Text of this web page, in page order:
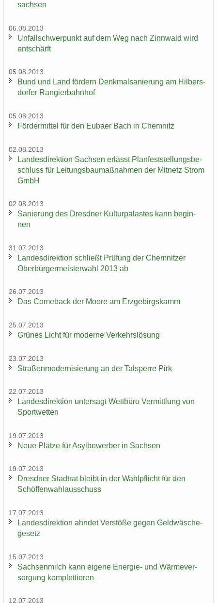
sach­sen
06.08.2013
Un­fall­schwer­punkt auf dem Weg nach Zinn­wald wird
ent­schärft
05.08.2013
Bund und Land för­dern Denk­mal­sa­nie­rung am Hil­bers­
dor­fer Ran­gier­bahn­hof
05.08.2013
För­der­mit­tel für den Eu­ba­er Bach in Chem­nitz
02.08.2013
Lan­des­di­rek­ti­on Sach­sen er­lässt Plan­fest­stel­lungs­be­
schluss für Lei­tungs­bau­maß­nah­men der Mit­netz Strom
GmbH
02.08.2013
Sa­nie­rung des Dresd­ner Kul­tur­pa­las­tes kann be­gin­
nen
31.07.2013
Lan­des­di­rek­ti­on schließt Prü­fung der Chem­nit­zer
Ober­bür­ger­meis­ter­wahl 2013 ab
26.07.2013
Das Come­back der Moore am Erz­ge­birgs­kamm
25.07.2013
Grü­nes Licht für mo­der­ne Ver­kehrs­lö­sung
23.07.2013
Stra­ßen­mo­der­ni­sie­rung an der Tal­sper­re Pirk
22.07.2013
Lan­des­di­rek­ti­on un­ter­sagt Wett­bü­ro Ver­mitt­lung von
Sport­wet­ten
19.07.2013
Neue Plät­ze für Asyl­be­wer­ber in Sach­sen
19.07.2013
Dresd­ner Stadt­rat bleibt in der Wahl­pflicht für den
Schöf­fen­wahl­aus­schuss
17.07.2013
Lan­des­di­rek­ti­on ahn­det Ver­stö­ße gegen Geld­wä­sche­
ge­setz
15.07.2013
Sach­sen­milch kann ei­ge­ne Energie-​ und Wär­me­ver­
sor­gung kom­plet­tie­ren
12.07.2013